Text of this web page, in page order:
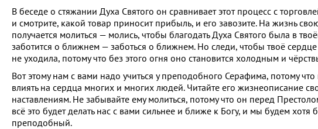
В беседе о стяжании Духа Святого он сравнивает этот процесс с
и смотрите, какой товар приносит прибыль, и его завозите. На жизнь
получается молиться — молись, чтобы благодать Духа Святого была в
заботится о ближнем — заботься о ближнем. Но следи, чтобы твоё
не уходила, потому что без этого огня оно становится холодным и
Вот этому нам с вами надо учиться у преподобного Серафима, потому
влиять на сердца многих и многих людей. Читайте его жизнеописание
наставлениям. Не забывайте ему молиться, потому что он перед
всё это будет делать нас с вами сильнее и ближе к Богу, и мы будем хотя
преподобный.